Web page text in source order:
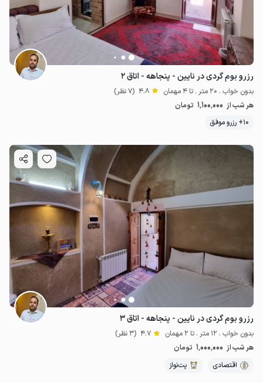
1.7میلیون ت 4.6
رزرو بوم گردی در نایین - پنجاهه - اتاق ۲
بدون خواب . 20 متر . تا 4 مهمان 4.8 (7 نظر)
هر شب از 1٬100٬000 تومان
10+ رزرو موفق
رزرو بوم گردی در نایین - پنجاهه - اتاق ۳
بدون خواب . 12 متر . تا 2 مهمان 4.7 (3 نظر)
هر شب از 1٬000٬000 تومان
اقتصادی
پت‌نواز